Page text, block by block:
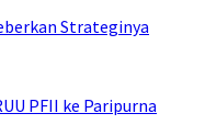
Strateginya
PFII ke Paripurna